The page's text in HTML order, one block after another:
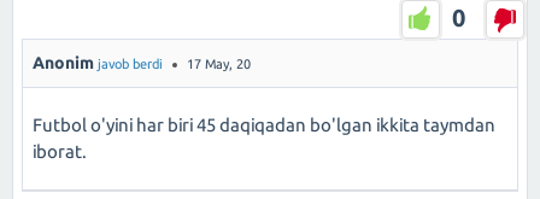
0
Anonim javob berdi 17 May, 20
Futbol o'yini har biri 45 daqiqadan bo'lgan ikkita taymdan
iborat.